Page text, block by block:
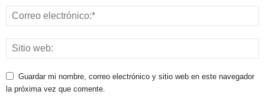
Guardar mi nombre, correo electrónico y sitio web en este navegador
la próxima vez que comente.